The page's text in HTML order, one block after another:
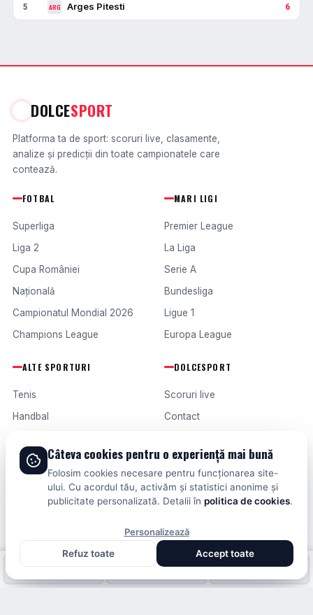
5 ARG Arges Pitesti 6
DOLCESPORT
Platforma ta de sport: scoruri live, clasamente,
analize și predicții din toate campionatele care
contează.
FOTBAL
Superliga
Liga 2
Cupa României
Națională
Campionatul Mondial 2026
Champions League
MARI LIGI
Premier League
La Liga
Serie A
Bundesliga
Ligue 1
Europa League
ALTE SPORTURI
Tenis
Handbal
Formula 1
Fotbal intern
Fotbal extern
DOLCESPORT
Scoruri live
Contact
Termeni și condiții
© 2026 DOLCESPORT. TOATE DREPTURILE REZERVATE.
SCORURI, CLASAMENTE ȘI ANALIZE DIN TOATE COMPETIȚIILE
Fotbal intern Fotbal extern Scoruri live
Câteva cookies pentru o experiență mai bună
Folosim cookies necesare pentru funcționarea site-
ului. Cu acordul tău, activăm și statistici anonime și
publicitate personalizată. Detalii în politica de cookies.
Personalizează
Refuz toate
Accept toate